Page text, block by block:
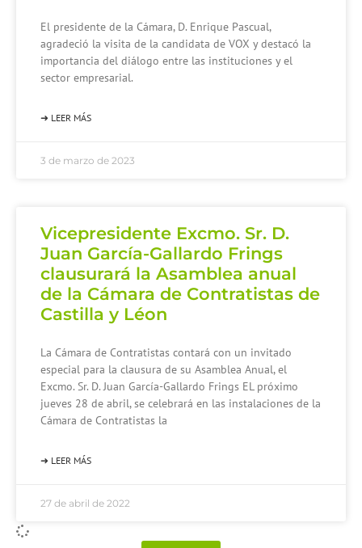
El presidente de la Cámara, D. Enrique Pascual,
agradeció la visita de la candidata de VOX y destacó la
importancia del diálogo entre las instituciones y el
sector empresarial.
➜ LEER MÁS
3 de marzo de 2023
Vicepresidente Excmo. Sr. D.
Juan García-Gallardo Frings
clausurará la Asamblea anual
de la Cámara de Contratistas de
Castilla y Léon
La Cámara de Contratistas contará con un invitado
especial para la clausura de su Asamblea Anual, el
Excmo. Sr. D. Juan García-Gallardo Frings EL próximo
jueves 28 de abril, se celebrará en las instalaciones de la
Cámara de Contratistas la
➜ LEER MÁS
27 de abril de 2022